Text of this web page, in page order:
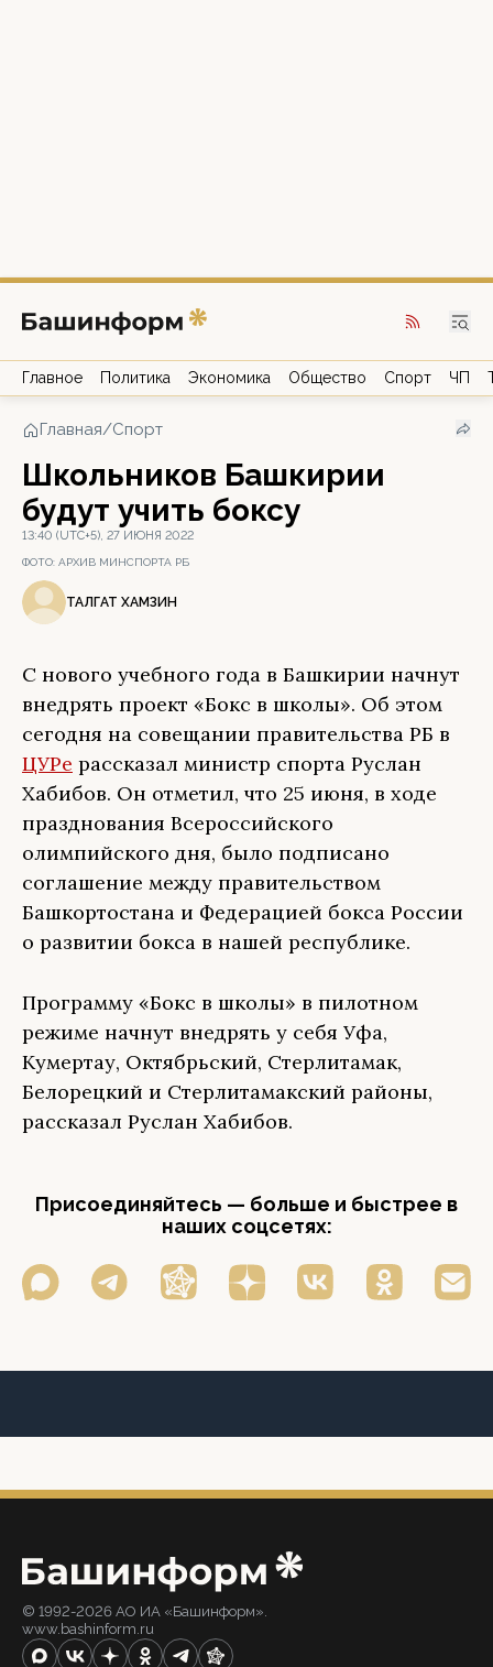
Главное Политика Экономика Общество Спорт ЧП
Главная/Спорт
Школьников Башкирии
будут учить боксу
13:40 (UTC+5), 27 ИЮНЯ 2022
ФОТО: АРХИВ МИНСПОРТА РБ
ТАЛГАТ ХАМЗИН
С нового учебного года в Башкирии начнут
внедрять проект «Бокс в школы». Об этом
сегодня на совещании правительства РБ в
ЦУРе рассказал министр спорта Руслан
Хабибов. Он отметил, что 25 июня, в ходе
празднования Всероссийского
олимпийского дня, было подписано
соглашение между правительством
Башкортостана и Федерацией бокса России
о развитии бокса в нашей республике.
Программу «Бокс в школы» в пилотном
режиме начнут внедрять у себя Уфа,
Кумертау, Октябрьский, Стерлитамак,
Белорецкий и Стерлитамакский районы,
рассказал Руслан Хабибов.
Присоединяйтесь — больше и быстрее в
наших соцсетях:
© 1992-2026 АО ИА «Башинформ».
www.bashinform.ru